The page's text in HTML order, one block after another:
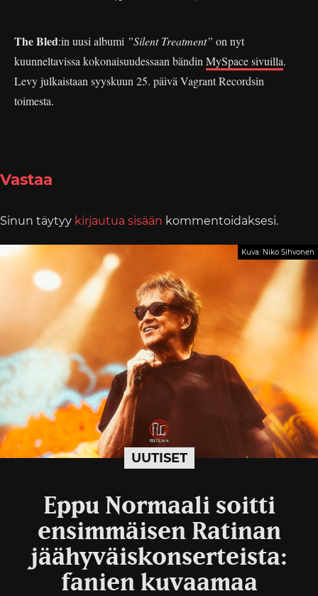
The Bled:in uusi albumi ”Silent Treatment” on nyt
kuunneltavissa kokonaisuudessaan bändin MySpace sivuilla.
Levy julkaistaan syyskuun 25. päivä Vagrant Recordsin
toimesta.
Vastaa
Sinun täytyy kirjautua sisään kommentoidaksesi.
UUTISET
Kuva: Niko Sihvonen
Eppu Normaali soitti
ensimmäisen Ratinan
jäähyväiskonserteista:
fanien kuvaamaa